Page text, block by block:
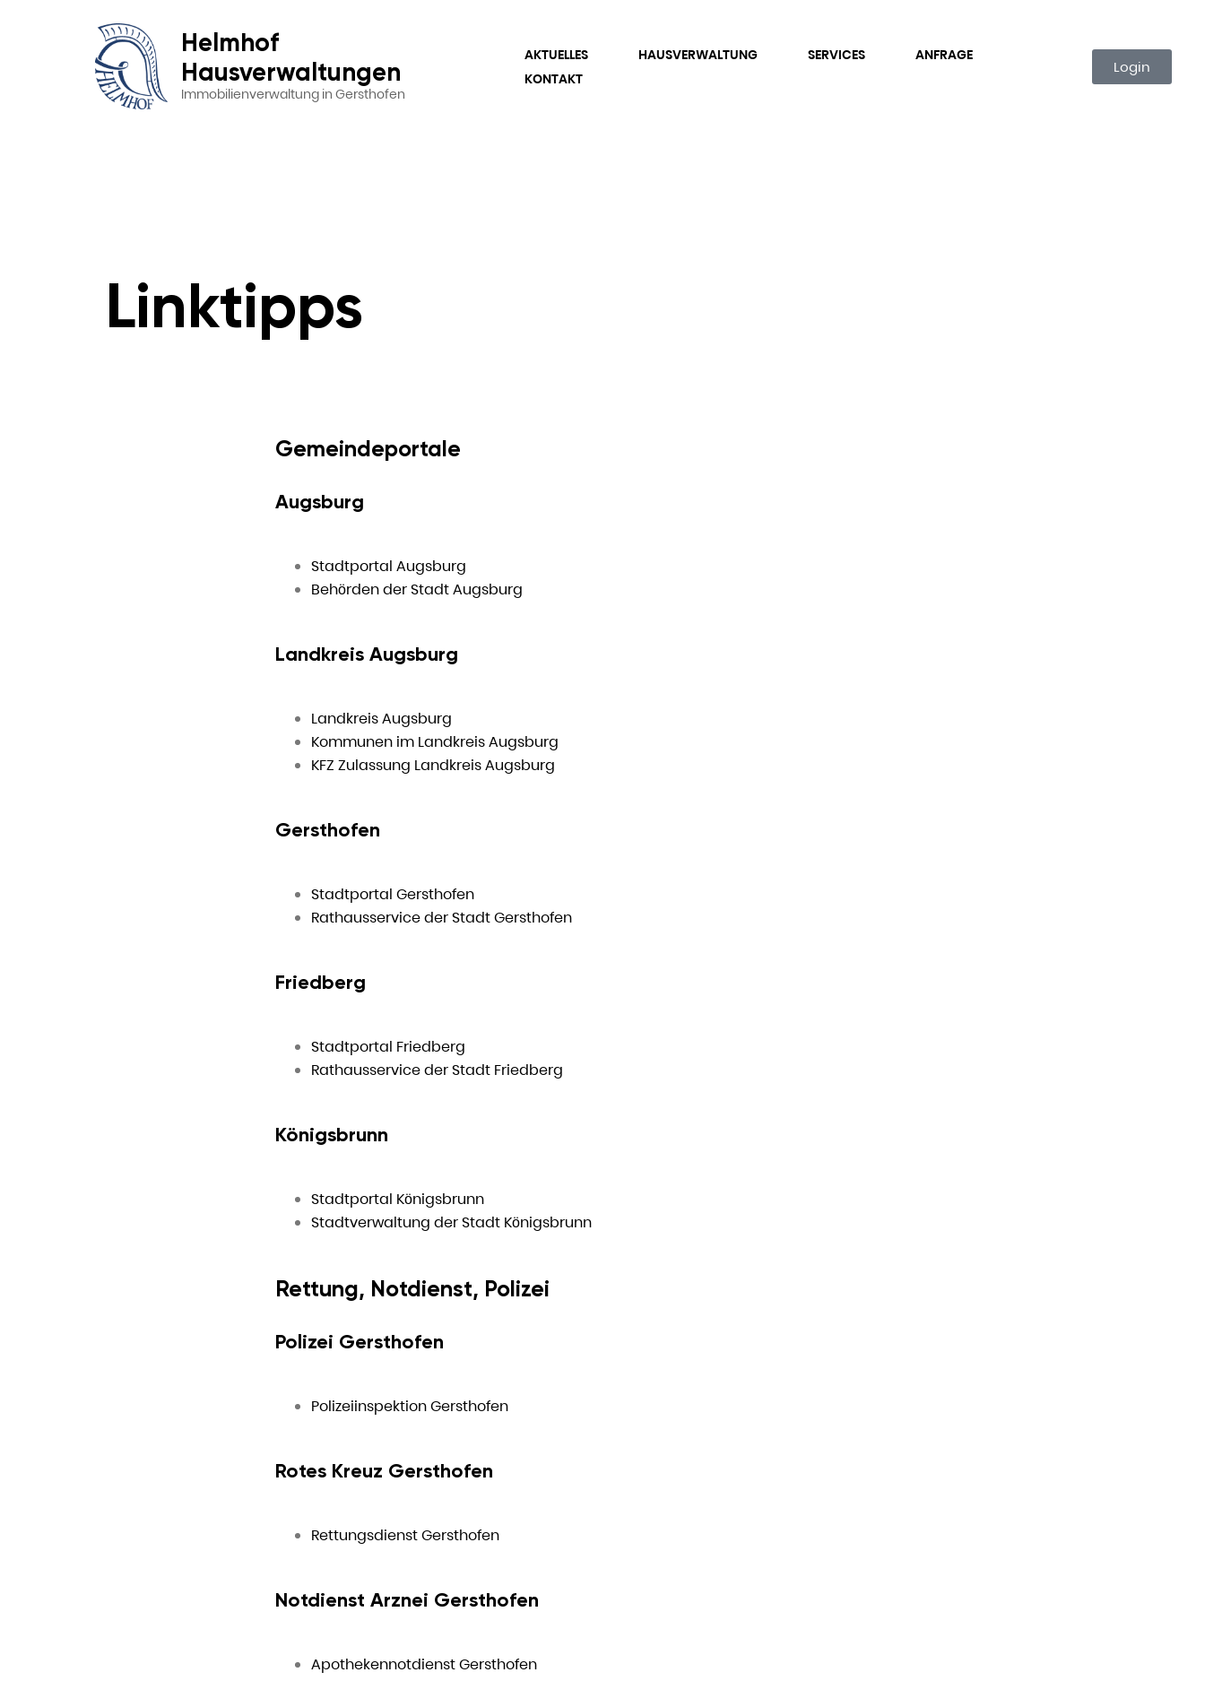
Helmhof
Hausverwaltungen
Immobilienverwaltung in Gersthofen
AKTUELLES HAUSVERWALTUNG SERVICES
ANFRAGE
KONTAKT
Login
Linktipps
Gemeindeportale
Augsburg
Stadtportal Augsburg
Behörden der Stadt Augsburg
Landkreis Augsburg
Landkreis Augsburg
Kommunen im Landkreis Augsburg
KFZ Zulassung Landkreis Augsburg
Gersthofen
Stadtportal Gersthofen
Rathausservice der Stadt Gersthofen
Friedberg
Stadtportal Friedberg
Rathausservice der Stadt Friedberg
Königsbrunn
Stadtportal Königsbrunn
Stadtverwaltung der Stadt Königsbrunn
Rettung, Notdienst, Polizei
Polizei Gersthofen
Polizeiinspektion Gersthofen
Rotes Kreuz Gersthofen
Rettungsdienst Gersthofen
Notdienst Arznei Gersthofen
Apothekennotdienst Gersthofen